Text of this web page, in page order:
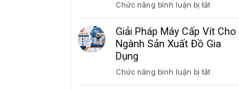
Chức năng bình luận bị tắtở
Cấp
Vít
–
Giải Pháp Máy Cấp Vít Cho
Ngành Sản Xuất Đồ Gia
Dụng
Chức năng bình luận bị tắtở